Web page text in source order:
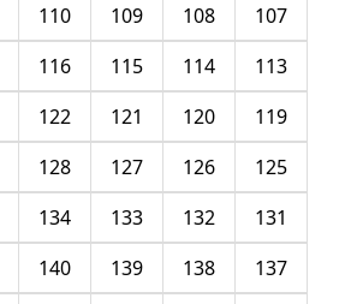
107
108
109
110
113
114
115
116
119
120
121
122
125
126
127
128
131
132
133
134
137
138
139
140